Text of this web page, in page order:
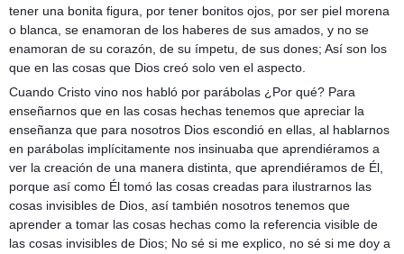
tener una bonita figura, por tener bonitos ojos, por ser piel morena
o blanca, se enamoran de los haberes de sus amados, y no se
enamoran de su corazón, de su ímpetu, de sus dones; Así son los
que en las cosas que Dios creó solo ven el aspecto.
Cuando Cristo vino nos habló por parábolas ¿Por qué? Para
enseñarnos que en las cosas hechas tenemos que apreciar la
enseñanza que para nosotros Dios escondió en ellas, al hablarnos
en parábolas implícitamente nos insinuaba que aprendiéramos a
ver la creación de una manera distinta, que aprendiéramos de Él,
porque así como Él tomó las cosas creadas para ilustrarnos las
cosas invisibles de Dios, así también nosotros tenemos que
aprender a tomar las cosas hechas como la referencia visible de
las cosas invisibles de Dios; No sé si me explico, no sé si me doy a